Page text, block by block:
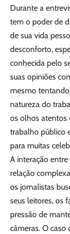
Durante a
tem o poder de
de sua vida
desconforto,
conhecida pelo
suas opiniões
mesmo
natureza do
os olhos atentos
trabalho público
para muitas
A interação
relação
os jornalistas
seus leitores, os
pressão de
câmeras. O caso